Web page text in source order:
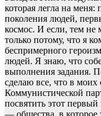
которая легла на
поколения людей,
космос. И если, тем не
только потому, что я
беспримерного
людей. Я знаю, что
выполнения задания.
сделаю все, что в моих
Коммунистической
посвятить этот